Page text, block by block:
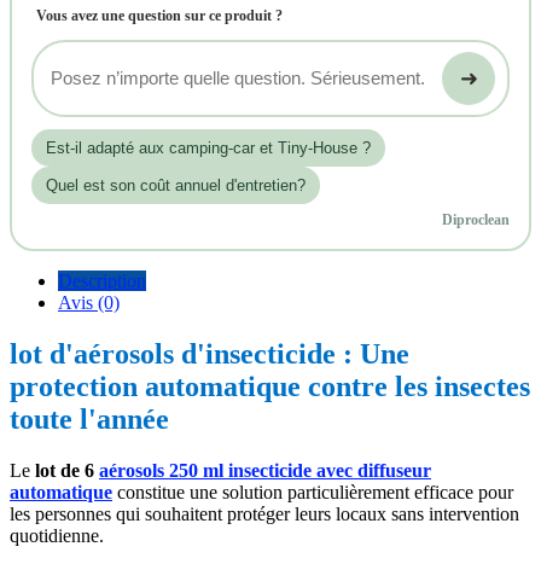
Vous avez une question sur ce produit ?
➜
Est‑il adapté aux camping-car et Tiny-House ?
Quel est son coût annuel d'entretien?
Diproclean
Description
Avis (0)
lot d'aérosols d'insecticide : Une
protection automatique contre les insectes
toute l'année
Le lot de 6 aérosols 250 ml insecticide avec diffuseur
automatique constitue une solution particulièrement efficace pour
les personnes qui souhaitent protéger leurs locaux sans intervention
quotidienne.